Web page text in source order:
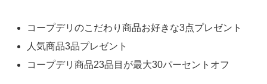
コープデリのこだわり商品お好きな3点プレゼント
人気商品3品プレゼント
コープデリ商品23品目が最大30パーセントオフ